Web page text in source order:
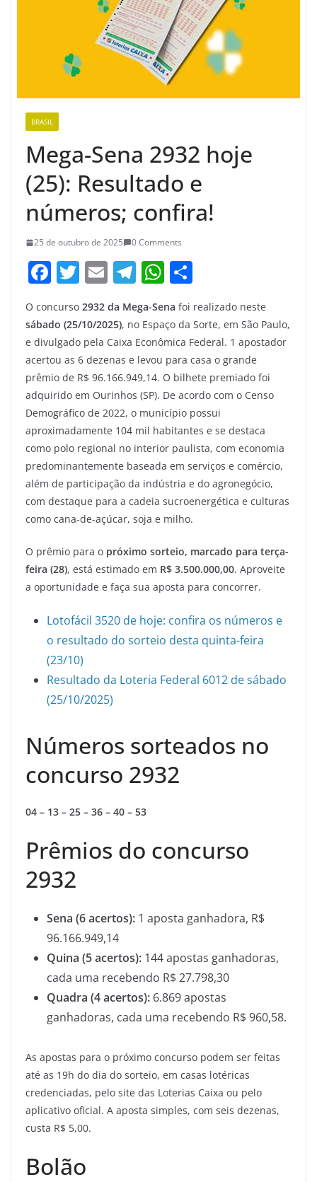
BRASIL
Mega-Sena 2932 hoje
(25): Resultado e
números; confira!
25 de outubro de 2025 0 Comments
F
c
e
b
o
o
k
T
itt
er
E
m
ai
l
T
e
gr
a
m
W
at
s
A
p
p
ar
e
O concurso 2932 da Mega-Sena foi realizado neste
sábado (25/10/2025), no Espaço da Sorte, em São Paulo,
e divulgado pela Caixa Econômica Federal. 1 apostador
acertou as 6 dezenas e levou para casa o grande
prêmio de R$ 96.166.949,14. O bilhete premiado foi
adquirido em Ourinhos (SP). De acordo com o Censo
Demográfico de 2022, o município possui
aproximadamente 104 mil habitantes e se destaca
como polo regional no interior paulista, com economia
predominantemente baseada em serviços e comércio,
além de participação da indústria e do agronegócio,
com destaque para a cadeia sucroenergética e culturas
como cana-de-açúcar, soja e milho.
O prêmio para o próximo sorteio, marcado para terça-
feira (28), está estimado em R$ 3.500.000,00. Aproveite
a oportunidade e faça sua aposta para concorrer.
Lotofácil 3520 de hoje: confira os números e
o resultado do sorteio desta quinta-feira
(23/10)
Resultado da Loteria Federal 6012 de sábado
(25/10/2025)
Números sorteados no
concurso 2932
04 – 13 – 25 – 36 – 40 – 53
Prêmios do concurso
2932
Sena (6 acertos): 1 aposta ganhadora, R$
96.166.949,14
Quina (5 acertos): 144 apostas ganhadoras,
cada uma recebendo R$ 27.798,30
Quadra (4 acertos): 6.869 apostas
ganhadoras, cada uma recebendo R$ 960,58.
As apostas para o próximo concurso podem ser feitas
até as 19h do dia do sorteio, em casas lotéricas
credenciadas, pelo site das Loterias Caixa ou pelo
aplicativo oficial. A aposta simples, com seis dezenas,
custa R$ 5,00.
Bolão